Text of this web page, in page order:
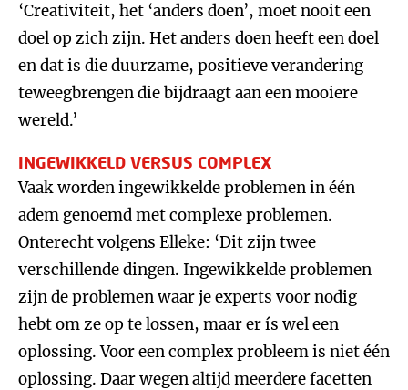
‘Creativiteit, het ‘anders doen’, moet nooit een
doel op zich zijn. Het anders doen heeft een doel
en dat is die duurzame, positieve verandering
teweegbrengen die bijdraagt aan een mooiere
wereld.’
INGEWIKKELD VERSUS COMPLEX
Vaak worden ingewikkelde problemen in één
adem genoemd met complexe problemen.
Onterecht volgens Elleke: ‘Dit zijn twee
verschillende dingen. Ingewikkelde problemen
zijn de problemen waar je experts voor nodig
hebt om ze op te lossen, maar er ís wel een
oplossing. Voor een complex probleem is niet één
oplossing. Daar wegen altijd meerdere facetten